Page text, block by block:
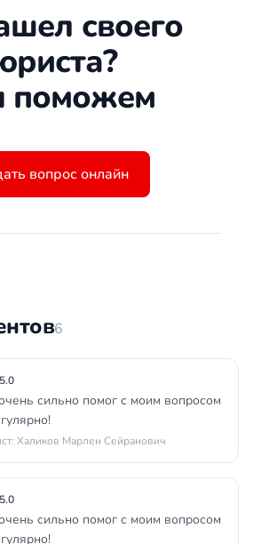
своего
вопрос онлайн
6
5.0
сильно помог с моим вопросом
Халиков Марлен Сейранович
5.0
сильно помог с моим вопросом